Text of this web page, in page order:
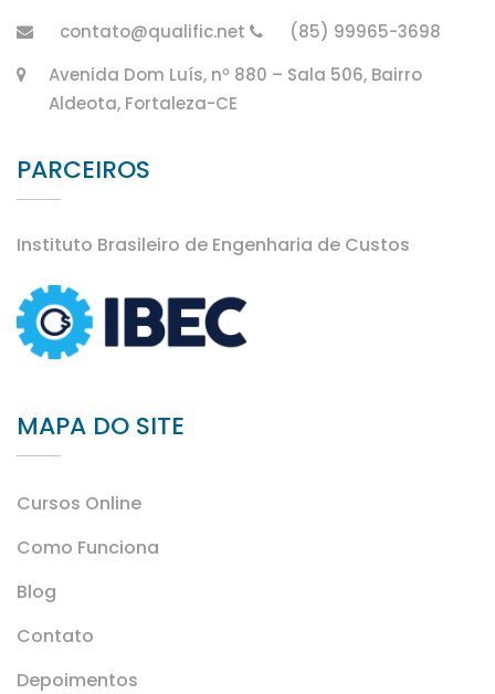
contato@qualific.net
(85) 99965-3698
Avenida Dom Luís, nº 880 – Sala 506, Bairro
Aldeota, Fortaleza-CE
PARCEIROS
Instituto Brasileiro de Engenharia de Custos
MAPA DO SITE
Cursos Online
Como Funciona
Blog
Contato
Depoimentos